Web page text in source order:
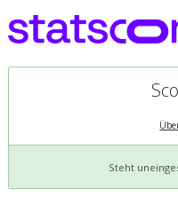
Steht